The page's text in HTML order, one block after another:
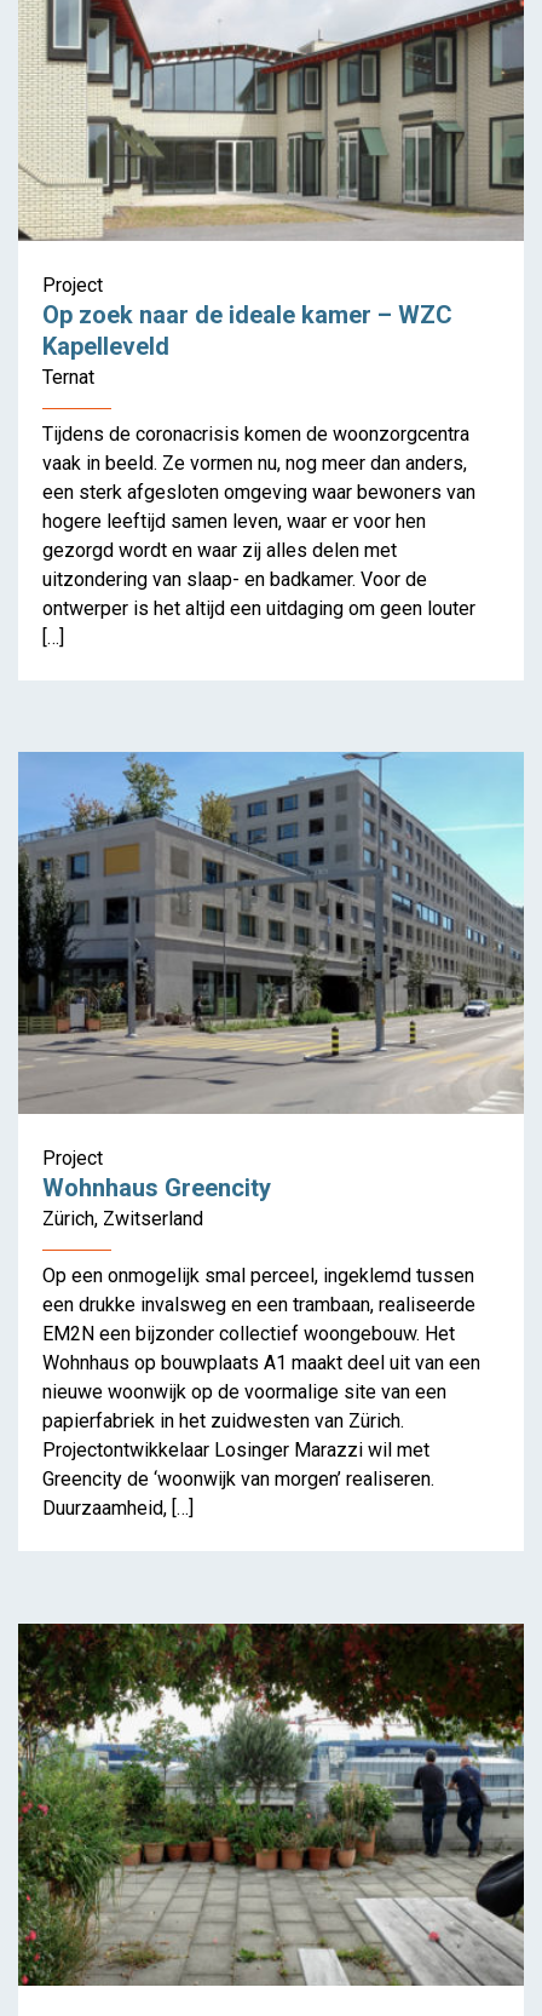
Coöperatief wonen in
De duurzame effecten
van coöperatief wonen
Woonkwaliteit in een
coöperatief woonproject
Project
Op zoek naar de ideale kamer – WZC
Kapelleveld
Ternat
Tijdens de coronacrisis komen de woonzorgcentra
vaak in beeld. Ze vormen nu, nog meer dan anders,
een sterk afgesloten omgeving waar bewoners van
hogere leeftijd samen leven, waar er voor hen
gezorgd wordt en waar zij alles delen met
uitzondering van slaap- en badkamer. Voor de
ontwerper is het altijd een uitdaging om geen louter
[…]
Project
Wohnhaus Greencity
Zürich, Zwitserland
Op een onmogelijk smal perceel, ingeklemd tussen
een drukke invalsweg en een trambaan, realiseerde
EM2N een bijzonder collectief woongebouw. Het
Wohnhaus op bouwplaats A1 maakt deel uit van een
nieuwe woonwijk op de voormalige site van een
papierfabriek in het zuidwesten van Zürich.
Projectontwikkelaar Losinger Marazzi wil met
Greencity de ‘woonwijk van morgen’ realiseren.
Duurzaamheid, […]